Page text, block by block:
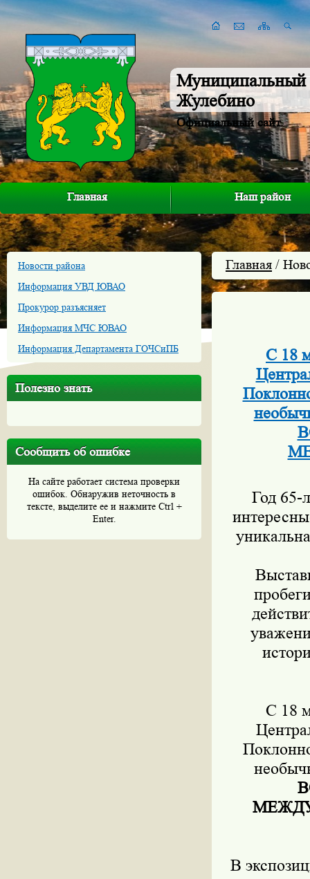
Муниципальный
Жулебино
Официальный сайт
Главная Наш район
Новости района
Информация УВД ЮВАО
Прокурор разъясняет
Информация МЧС ЮВАО
Информация Департамента ГОЧСиПБ
Полезно знать
Сообщить об ошибке
На сайте работает система проверки
ошибок. Обнаружив неточность в
тексте, выделите ее и нажмите Ctrl +
Enter.
Главная /
С 18
Год 65-
С 18
В